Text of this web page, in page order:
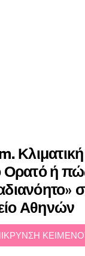
Ορατό ή
Αθηνών